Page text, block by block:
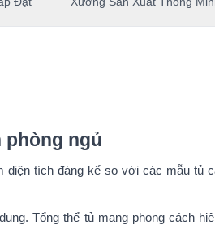
phòng ngủ
diện tích đáng kể so với các mẫu tủ
Tổng thể tủ mang phong cách